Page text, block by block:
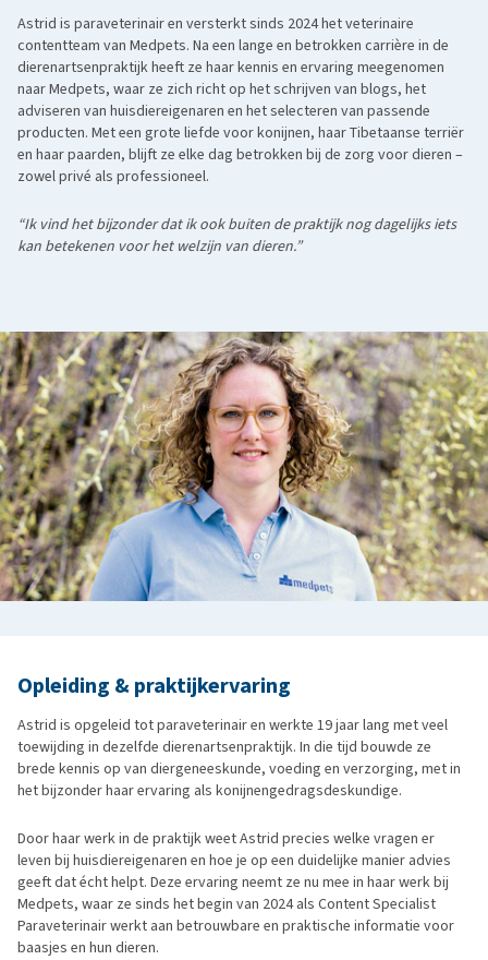
Astrid is paraveterinair en versterkt sinds 2024 het veterinaire
contentteam van Medpets. Na een lange en betrokken carrière in de
dierenartsenpraktijk heeft ze haar kennis en ervaring meegenomen
naar Medpets, waar ze zich richt op het schrijven van blogs, het
adviseren van huisdiereigenaren en het selecteren van passende
producten. Met een grote liefde voor konijnen, haar Tibetaanse terriër
en haar paarden, blijft ze elke dag betrokken bij de zorg voor dieren –
zowel privé als professioneel.
“Ik vind het bijzonder dat ik ook buiten de praktijk nog dagelijks iets
kan betekenen voor het welzijn van dieren.”
Opleiding & praktijkervaring
Astrid is opgeleid tot paraveterinair en werkte 19 jaar lang met veel
toewijding in dezelfde dierenartsenpraktijk. In die tijd bouwde ze
brede kennis op van diergeneeskunde, voeding en verzorging, met in
het bijzonder haar ervaring als konijnengedragsdeskundige.
Door haar werk in de praktijk weet Astrid precies welke vragen er
leven bij huisdiereigenaren en hoe je op een duidelijke manier advies
geeft dat écht helpt. Deze ervaring neemt ze nu mee in haar werk bij
Medpets, waar ze sinds het begin van 2024 als Content Specialist
Paraveterinair werkt aan betrouwbare en praktische informatie voor
baasjes en hun dieren.